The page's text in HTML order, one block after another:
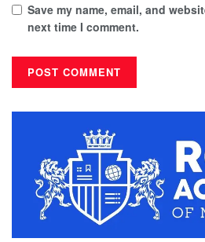
Save my name, email, and
next time I comment.